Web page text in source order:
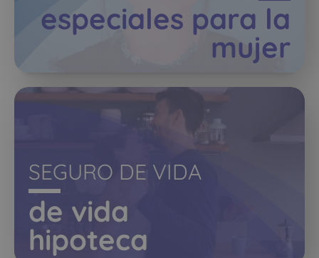
especiales para la
mujer
SEGURO DE VIDA
de vida
hipoteca